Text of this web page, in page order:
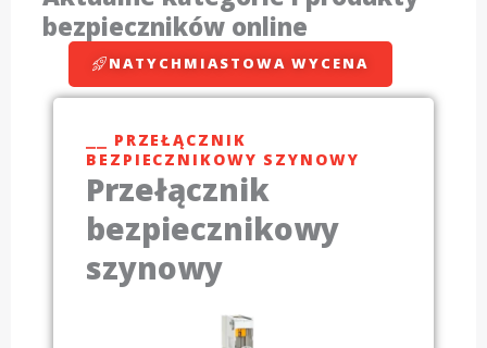
bezpieczników online
NATYCHMIASTOWA WYCENA
⎯⎯ PRZEŁĄCZNIK
BEZPIECZNIKOWY SZYNOWY
Przełącznik
bezpiecznikowy
szynowy